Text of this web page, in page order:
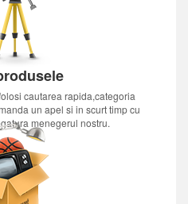
cautarea rapida,categoria
un apel si in scurt timp cu
menegerul nostru.